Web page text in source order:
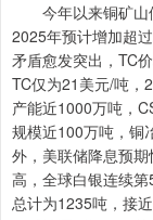
今年以来铜矿山
2025年预计增加超
矛盾愈发突出，TC
TC仅为21美元/吨，
产能近1000万吨，
规模近100万吨，铜
外，美联储降息预
高，全球白银连续
总计为1235吨，接